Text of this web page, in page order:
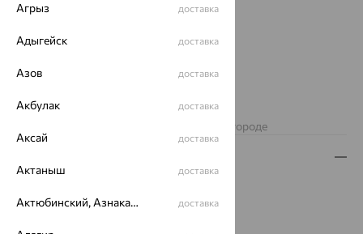
Нет в наличии
Изделие недоступно для заказа в вашем городе
Вес:2.18
Агрыз доставка
Адыгейск доставка
Азов доставка
Акбулак доставка
Аксай доставка
Актаныш доставка
Актюбинский, Азнакаевский район доставка